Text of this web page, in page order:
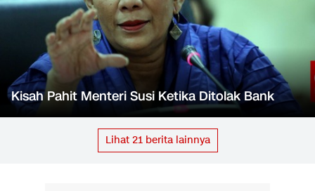
Kisah Pahit Menteri Susi Ketika Ditolak Bank
Lihat 21berita lainnya